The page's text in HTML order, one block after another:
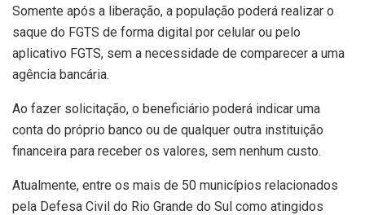
Somente após a liberação, a população poderá realizar o
saque do FGTS de forma digital por celular ou pelo
aplicativo FGTS, sem a necessidade de comparecer a uma
agência bancária.
Ao fazer solicitação, o beneficiário poderá indicar uma
conta do próprio banco ou de qualquer outra instituição
financeira para receber os valores, sem nenhum custo.
Atualmente, entre os mais de 50 municípios relacionados
pela Defesa Civil do Rio Grande do Sul como atingidos